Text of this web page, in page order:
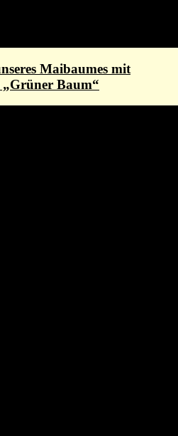
Maibaumes mit
Baum“